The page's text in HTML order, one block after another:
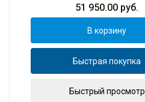
51 950.00 руб.
В корзину
Быстрая покупка
Быстрый просмотр